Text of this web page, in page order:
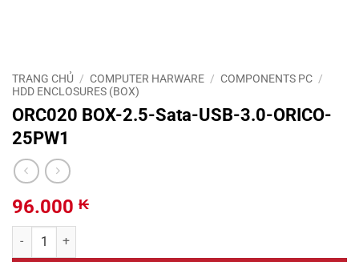
TRANG CHỦ / COMPUTER HARWARE / COMPONENTS PC /
HDD ENCLOSURES (BOX)
ORC020 BOX-2.5-Sata-USB-3.0-ORICO-
25PW1
96.000 ₭
ORC020 BOX-2.5-Sata-USB-3.0-ORICO-25PW1 số lượng